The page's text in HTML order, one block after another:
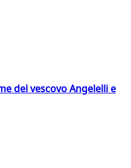
del vescovo Angelelli e